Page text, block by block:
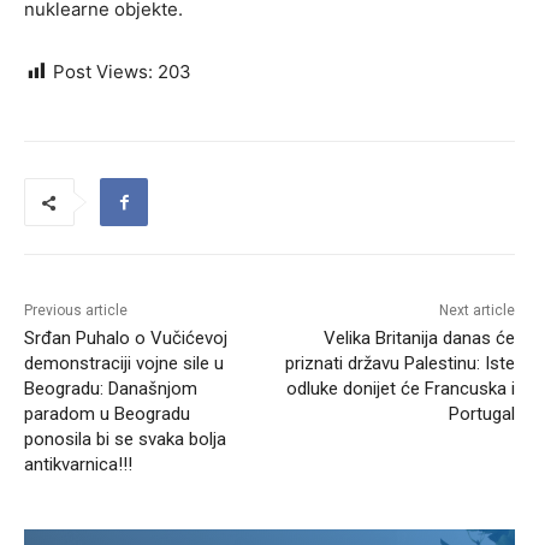
nuklearne objekte.
Post Views: 203
Previous article
Srđan Puhalo o Vučićevoj
demonstraciji vojne sile u
Beogradu: Današnjom
paradom u Beogradu
ponosila bi se svaka bolja
antikvarnica!!!
Next article
Velika Britanija danas će
priznati državu Palestinu: Iste
odluke donijet će Francuska i
Portugal